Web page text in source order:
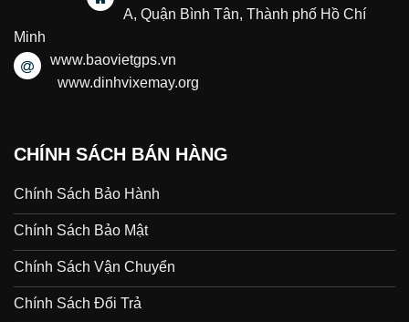
A, Quận Bình Tân, Thành phố Hồ Chí
Minh
www.baovietgps.vn
www.dinhvixemay.org
CHÍNH SÁCH BÁN HÀNG
Chính Sách Bảo Hành
Chính Sách Bảo Mật
Chính Sách Vận Chuyển
Chính Sách Đổi Trả